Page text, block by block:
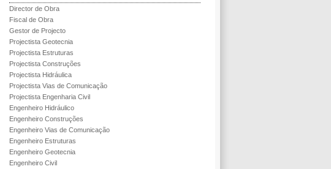
Director de Obra
Fiscal de Obra
Gestor de Projecto
Projectista Geotecnia
Projectista Estruturas
Projectista Construções
Projectista Hidráulica
Projectista Vias de Comunicação
Projectista Engenharia Civil
Engenheiro Hidráulico
Engenheiro Construções
Engenheiro Vias de Comunicação
Engenheiro Estruturas
Engenheiro Geotecnia
Engenheiro Civil